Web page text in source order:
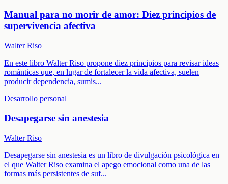
Manual para no morir de amor: Diez principios de
supervivencia afectiva
Walter Riso
En este libro Walter Riso propone diez principios para revisar ideas
románticas que, en lugar de fortalecer la vida afectiva, suelen
producir dependencia, sumis...
Desarrollo personal
Desapegarse sin anestesia
Walter Riso
Desapegarse sin anestesia es un libro de divulgación psicológica en
el que Walter Riso examina el apego emocional como una de las
formas más persistentes de suf...